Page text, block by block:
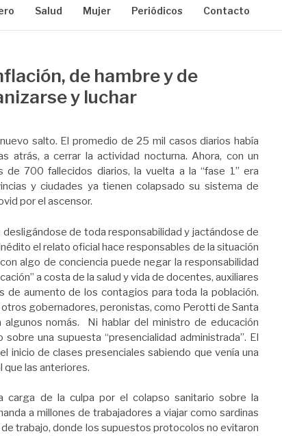
Salud Mujer Periódicos Contacto
de hambre y de
y luchar
salto. El promedio de 25 mil casos diarios había
atrás, a cerrar la actividad nocturna. Ahora, con un
700 fallecidos diarios, la vuelta a la “fase 1” era
y ciudades ya tienen colapsado su sistema de
por el ascensor.
de toda responsabilidad y jactándose de
el relato oficial hace responsables de la situación
algo de conciencia puede negar la responsabilidad
a costa de la salud y vida de docentes, auxiliares
de aumento de los contagios para toda la población.
gobernadores, peronistas, como Perotti de Santa
nomás. Ni hablar del ministro de educación
una supuesta “presencialidad administrada”. El
inicio de clases presenciales sabiendo que venía una
que las anteriores.
de la culpa por el colapso sanitario sobre la
a millones de trabajadores a viajar como sardinas
trabajo, donde los supuestos protocolos no evitaron